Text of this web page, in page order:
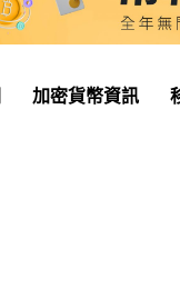
加密貨幣資訊